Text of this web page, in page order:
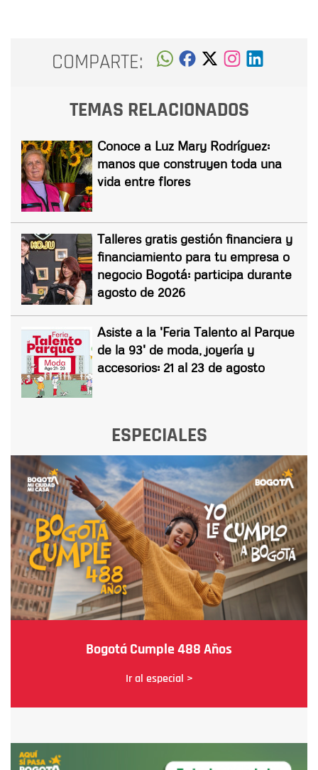
COMPARTE:
TEMAS RELACIONADOS
Conoce a Luz Mary Rodríguez:
manos que construyen toda una
vida entre flores
Talleres gratis gestión financiera y
financiamiento para tu empresa o
negocio Bogotá: participa durante
agosto de 2026
Asiste a la 'Feria Talento al Parque
de la 93' de moda, joyería y
accesorios: 21 al 23 de agosto
ESPECIALES
Bogotá Cumple 488 Años
Ir al especial >